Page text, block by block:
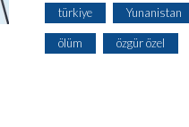
türkiye Yunanistan
ölüm özgür özel